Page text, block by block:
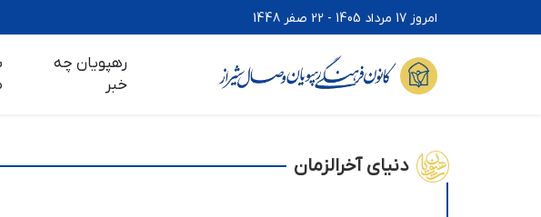
امروز 17 مرداد 1405 - 22 صفر 1448
رهپویان چه
خبر
دنیای آخرالزمان